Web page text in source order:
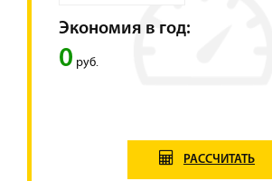
Экономия в год:
0 руб.
РАССЧИТАТЬ